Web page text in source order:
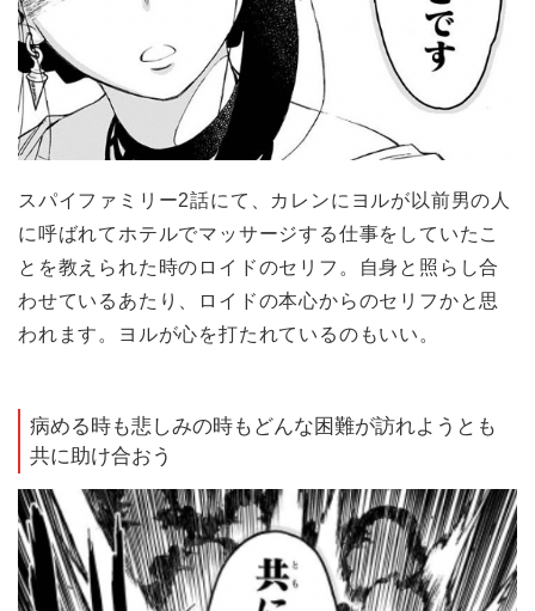
スパイファミリー2話にて、カレンにヨルが以前男の人
に呼ばれてホテルでマッサージする仕事をしていたこ
とを教えられた時のロイドのセリフ。自身と照らし合
わせているあたり、ロイドの本心からのセリフかと思
われます。ヨルが心を打たれているのもいい。
病める時も悲しみの時もどんな困難が訪れようとも
共に助け合おう